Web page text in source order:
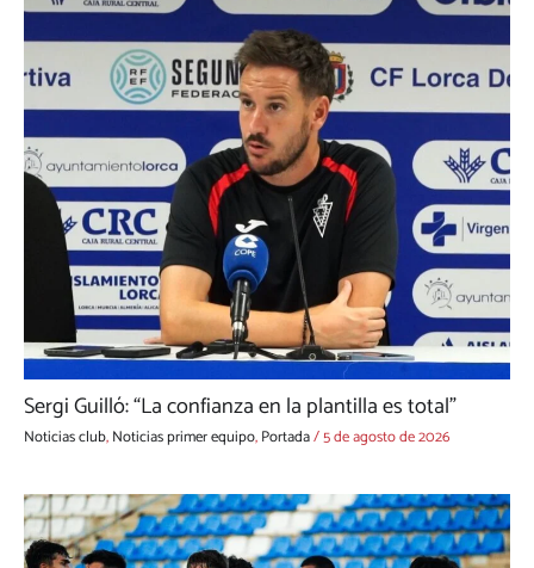
Sergi Guilló: “La confianza en la plantilla es total”
Noticias club,Noticias primer equipo,Portada/5 de agosto de 2026